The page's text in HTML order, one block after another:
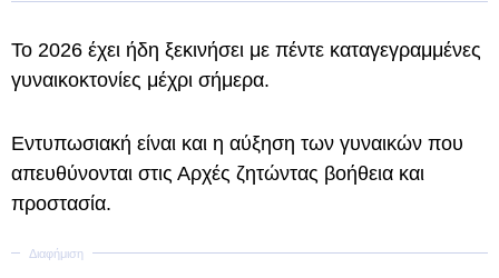
Το 2026 έχει ήδη ξεκινήσει με πέντε καταγεγραμμένες
γυναικοκτονίες μέχρι σήμερα.
Εντυπωσιακή είναι και η αύξηση των γυναικών που
απευθύνονται στις Αρχές ζητώντας βοήθεια και
προστασία.